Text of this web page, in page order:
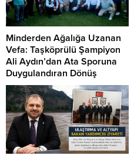
Minderden Ağalığa Uzanan
Vefa: Taşköprülü Şampiyon
Ali Aydın’dan Ata Sporuna
Duygulandıran Dönüş